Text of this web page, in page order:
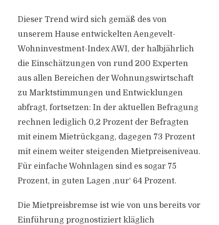
Dieser Trend wird sich gemäß des von
unserem Hause entwickelten Aengevelt-
Wohninvestment-Index AWI, der halbjährlich
die Einschätzungen von rund 200 Experten
aus allen Bereichen der Wohnungswirtschaft
zu Marktstimmungen und Entwicklungen
abfragt, fortsetzen: In der aktuellen Befragung
rechnen lediglich 0,2 Prozent der Befragten
mit einem Mietrückgang, dagegen 73 Prozent
mit einem weiter steigenden Mietpreiseniveau.
Für einfache Wohnlagen sind es sogar 75
Prozent, in guten Lagen ,nur‘ 64 Prozent.
Die Mietpreisbremse ist wie von uns bereits vor
Einführung prognostiziert kläglich